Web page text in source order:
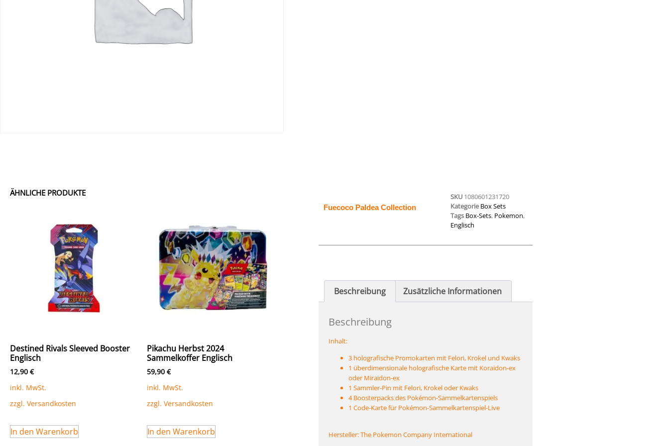
ÄHNLICHE PRODUKTE
Destined Rivals Sleeved Booster
Englisch
12,90 €
inkl. MwSt.
zzgl. Versandkosten
In den Warenkorb
Pikachu Herbst 2024
Sammelkoffer Englisch
59,90 €
inkl. MwSt.
zzgl. Versandkosten
In den Warenkorb
Fuecoco Paldea Collection
SKU 1080601231720
Kategorie Box Sets
Tags Box-Sets, Pokemon,
Englisch
Beschreibung Zusätzliche Informationen
Beschreibung
Inhalt:
3 holografische Promokarten mit Felori, Krokel und Kwaks
1 überdimensionale holografische Karte mit Koraidon-ex
oder Miraidon-ex
1 Sammler-Pin mit Felori, Krokel oder Kwaks
4 Boosterpacks des Pokémon-Sammelkartenspiels
1 Code-Karte für Pokémon-Sammelkartenspiel-Live
Hersteller: The Pokemon Company International